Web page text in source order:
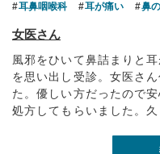
耳鼻咽喉科 耳が痛い 鼻
女医さん
風邪をひいて鼻詰まりと
を思い出し受診。女医さ
た。優しい方だったので
処方してもらいました。